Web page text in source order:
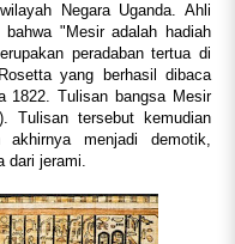
Negara Uganda. Ahli
"Mesir adalah hadiah
peradaban tertua di
yang berhasil dibaca
1822. Tulisan bangsa Mesir
Tulisan tersebut kemudian
akhirnya menjadi demotik,
dari jerami.